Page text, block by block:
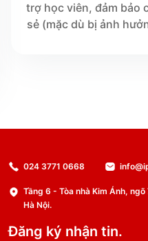
trợ học viên, đảm bảo
sẻ (mặc dù bị ảnh
024 3771 0668
Tầng 6 - Tòa nhà Kim Ánh,
Hà Nội.
Đăng ký nhận tin.